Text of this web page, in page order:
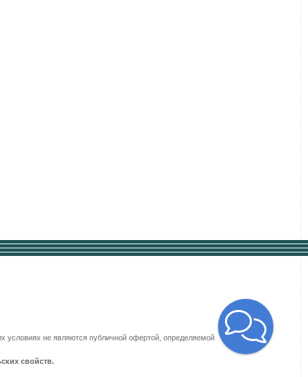
условиях не являются публичной офертой, определяемой
свойств.